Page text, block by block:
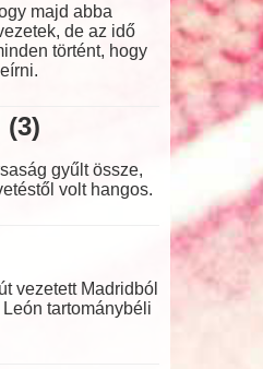
majd abba
de az idő
történt, hogy
gyűlt össze,
volt hangos.
vezetett Madridból
tartománybéli